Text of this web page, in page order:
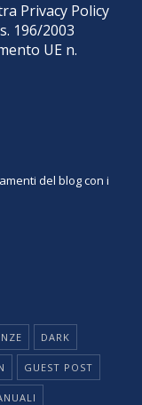
Privacy Policy
196/2003
UE n.
del blog con i
DARK
GUEST POST